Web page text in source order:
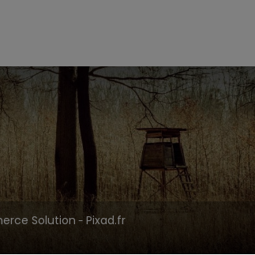
Solution - Pixad.fr